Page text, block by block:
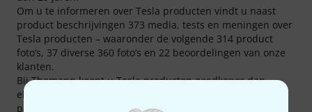
Om u te informeren over Tesla producten vindt u naast
product beschrijvingen 373 media, tests en meningen over
Tesla producten – waaronder de volgende 314 product
foto’s, 37 diverse 360 foto’s en 22 beoordelingen van onze
klanten.
Bij Thomann koopt u Tesla producten goedkoper dan
elders. In de afgelopen drie maanden reduceerden we de
prijzen 17 van deze fabrikant zijn producten.